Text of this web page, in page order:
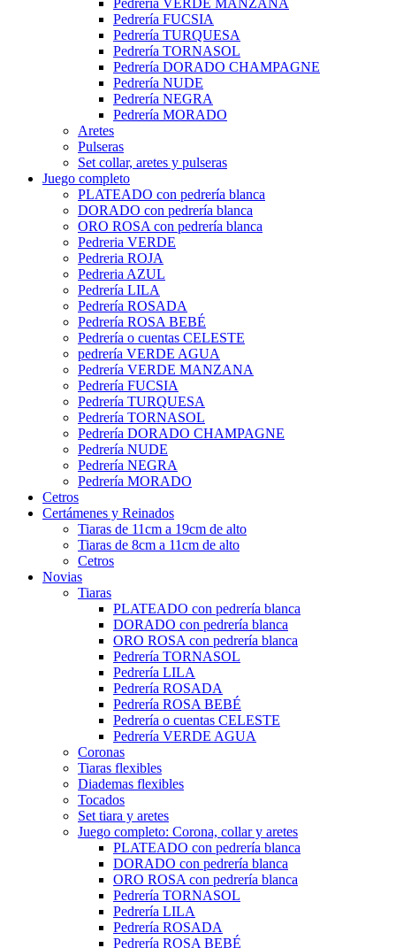
Pedrería VERDE MANZANA
Pedrería FUCSIA
Pedrería TURQUESA
Pedrería TORNASOL
Pedrería DORADO CHAMPAGNE
Pedrería NUDE
Pedrería NEGRA
Pedrería MORADO
Aretes
Pulseras
Set collar, aretes y pulseras
Juego completo
PLATEADO con pedrería blanca
DORADO con pedrería blanca
ORO ROSA con pedrería blanca
Pedreria VERDE
Pedreria ROJA
Pedreria AZUL
Pedrería LILA
Pedrería ROSADA
Pedrería ROSA BEBÉ
Pedrería o cuentas CELESTE
pedrería VERDE AGUA
Pedrería VERDE MANZANA
Pedrería FUCSIA
Pedrería TURQUESA
Pedrería TORNASOL
Pedrería DORADO CHAMPAGNE
Pedrería NUDE
Pedrería NEGRA
Pedrería MORADO
Cetros
Certámenes y Reinados
Tiaras de 11cm a 19cm de alto
Tiaras de 8cm a 11cm de alto
Cetros
Novias
Tiaras
PLATEADO con pedrería blanca
DORADO con pedrería blanca
ORO ROSA con pedrería blanca
Pedrería TORNASOL
Pedrería LILA
Pedrería ROSADA
Pedrería ROSA BEBÉ
Pedrería o cuentas CELESTE
Pedrería VERDE AGUA
Coronas
Tiaras flexibles
Diademas flexibles
Tocados
Set tiara y aretes
Juego completo: Corona, collar y aretes
PLATEADO con pedrería blanca
DORADO con pedrería blanca
ORO ROSA con pedrería blanca
Pedrería TORNASOL
Pedrería LILA
Pedrería ROSADA
Pedrería ROSA BEBÉ